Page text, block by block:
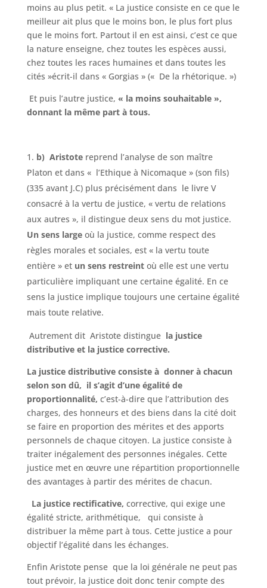
moins au plus petit. « La justice consiste en ce que le
meilleur ait plus que le moins bon, le plus fort plus
que le moins fort. Partout il en est ainsi, c’est ce que
la nature enseigne, chez toutes les espèces aussi,
chez toutes les races humaines et dans toutes les
cités »écrit-il dans « Gorgias » (« De la rhétorique. »)
Et puis l’autre justice, « la moins souhaitable »,
donnant la même part à tous.
b) Aristotereprend l’analyse de son maître
Platon et dans « l’Ethique à Nicomaque » (son fils)
(335 avant J.C) plus précisément dans le livre V
consacré à la vertu de justice, « vertu de relations
aux autres », il distingue deux sens du mot justice.
Un sens largeoù la justice, comme respect des
règles morales et sociales, est « la vertu toute
entière » et un sens restreintoù elle est une vertu
particulière impliquant une certaine égalité. En ce
sens la justice implique toujours une certaine égalité
mais toute relative.
Autrement dit Aristote distingue la justice
distributive et la justice corrective.
La justice distributive consiste à donner à chacun
selon son dû, il s’agit d’une égalité de
proportionnalité, c’est-à-dire que l’attribution des
charges, des honneurs et des biens dans la cité doit
se faire en proportion des mérites et des apports
personnels de chaque citoyen. La justice consiste à
traiter inégalement des personnes inégales. Cette
justice met en œuvre une répartition proportionnelle
des avantages à partir des mérites de chacun.
La justice rectificative, corrective, qui exige une
égalité stricte, arithmétique, qui consiste à
distribuer la même part à tous. Cette justice a pour
objectif l’égalité dans les échanges.
Enfin Aristote pense que la loi générale ne peut pas
tout prévoir, la justice doit donc tenir compte des